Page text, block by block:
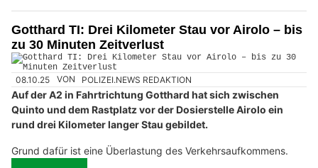
Gotthard TI: Drei Kilometer Stau vor Airolo – bis
zu 30 Minuten Zeitverlust
08.10.25 VON POLIZEI.NEWS REDAKTION
Auf der A2 in Fahrtrichtung Gotthard hat sich zwischen
Quinto und dem Rastplatz vor der Dosierstelle Airolo ein
rund drei Kilometer langer Stau gebildet.
Grund dafür ist eine Überlastung des Verkehrsaufkommens.